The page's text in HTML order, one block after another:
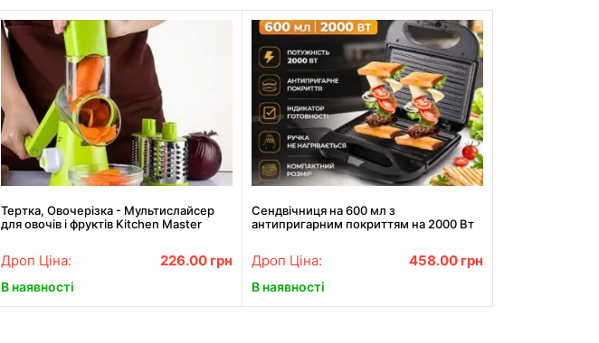
Тертка, Овочерізка - Мультислайсер
для овочів і фруктів Kitchen Master
Дроп Ціна: 226.00 грн
В наявності
Сендвічниця на 600 мл з
антипригарним покриттям на 2000 Вт
Дроп Ціна: 458.00 грн
В наявності